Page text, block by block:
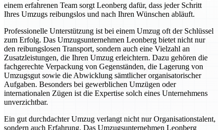
einem erfahrenen Team sorgt Leonberg dafür, dass jeder Schritt
Ihres Umzugs reibungslos und nach Ihren Wünschen abläuft.
Professionelle Unterstützung ist bei einem Umzug oft der Schlüssel
zum Erfolg. Das Umzugsunternehmen Leonberg bietet nicht nur
den reibungslosen Transport, sondern auch eine Vielzahl an
Zusatzleistungen, die Ihren Umzug erleichtern. Dazu gehören die
fachgerechte Verpackung von Gegenständen, die Lagerung von
Umzugsgut sowie die Abwicklung sämtlicher organisatorischer
Aufgaben. Besonders bei gewerblichen Umzügen oder
internationalen Zügen ist die Expertise solch eines Unternehmens
unverzichtbar.
Ein gut durchdachter Umzug verlangt nicht nur Organisationstalent,
sondern auch Erfahrung. Das Umzugsunternehmen Leonberg